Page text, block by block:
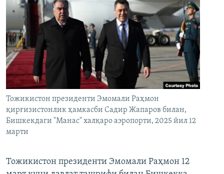
Тожикистон президенти Эмомали Раҳмон
қирғизистонлик ҳамкасби Садир Жапаров билан,
Бишкекдаги "Манас" халқаро аэропорти, 2025 йил 12
марти
Тожикистон президенти Эмомали Раҳмон 12